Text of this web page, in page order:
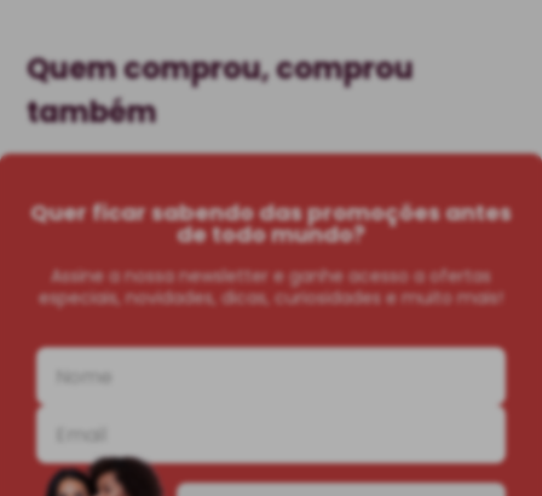
Quem comprou, comprou
também
Quer ficar sabendo das promoções antes
de todo mundo?
Assine a nossa newsletter e ganhe acesso a ofertas
especiais, novidades, dicas, curiosidades e muito mais!